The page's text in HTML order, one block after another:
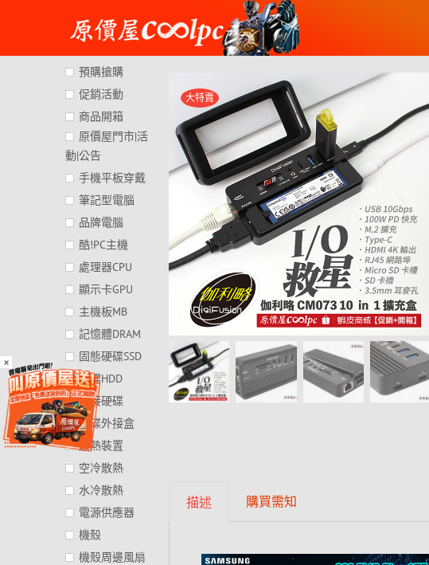
×
content
大特賣
描述 購買需知
預購搶購
促銷活動
商品開箱
原價屋門市|活
動|公告
手機平板穿戴
筆記型電腦
品牌電腦
酷!PC主機
處理器CPU
顯示卡GPU
主機板MB
記憶體DRAM
固態硬碟SSD
硬碟HDD
外接硬碟
硬碟外接盒
散熱裝置
空冷散熱
水冷散熱
電源供應器
機殼
機殼周邊風扇